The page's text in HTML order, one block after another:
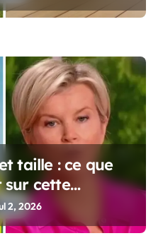
taille : ce que
sur cette
2, 2026